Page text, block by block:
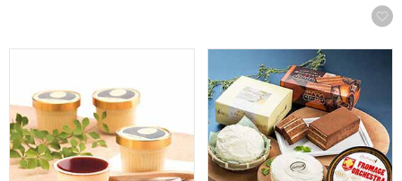
茨城 山西商店 おみたまプリン8個入黒箱(8個入)【お届け期
わらく堂 オーケストラトリ